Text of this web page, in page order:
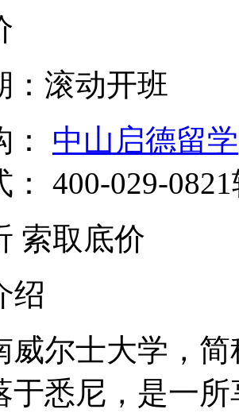
：滚动开班
中山启德留学
400-029-
索取底价
绍
威尔士大学，
于悉尼，是一